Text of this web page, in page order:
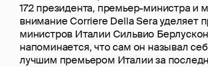
172 президента, премьер-министра и
внимание Corriere Della Sera уделяет
министров Италии Сильвио
напоминается, что сам он называл
лучшим премьером Италии за